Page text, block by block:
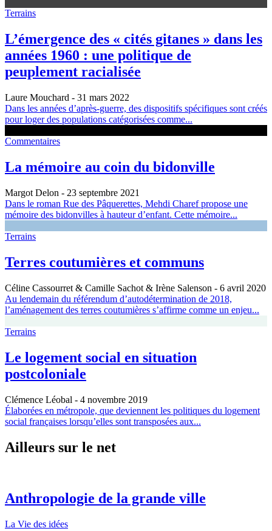
Terrains
L’émergence des « cités gitanes » dans les
années 1960 : une politique de
peuplement racialisée
Laure Mouchard - 31 mars 2022
Dans les années d’après-guerre, des dispositifs spécifiques sont créés
pour loger des populations catégorisées comme...
Commentaires
La mémoire au coin du bidonville
Margot Delon - 23 septembre 2021
Dans le roman Rue des Pâquerettes, Mehdi Charef propose une
mémoire des bidonvilles à hauteur d’enfant. Cette mémoire...
Terrains
Terres coutumières et communs
Céline Cassourret & Camille Sachot & Irène Salenson - 6 avril 2020
Au lendemain du référendum d’autodétermination de 2018,
l’aménagement des terres coutumières s’affirme comme un enjeu...
Terrains
Le logement social en situation
postcoloniale
Clémence Léobal - 4 novembre 2019
Élaborées en métropole, que deviennent les politiques du logement
social françaises lorsqu’elles sont transposées aux...
Ailleurs sur le net
Anthropologie de la grande ville
La Vie des idées